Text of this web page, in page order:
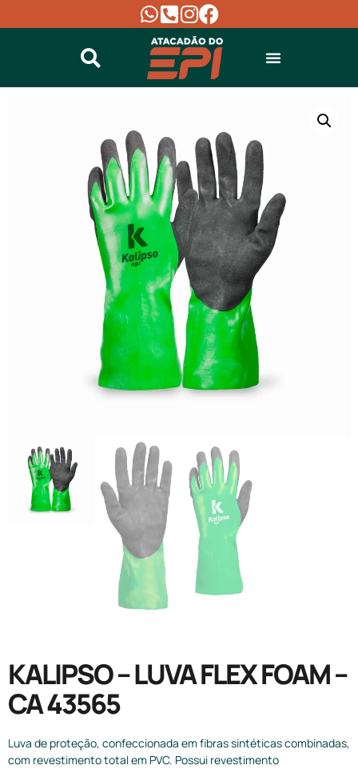
KALIPSO – LUVA FLEX FOAM –
CA 43565
Luva de proteção, confeccionada em fibras sintéticas combinadas,
com revestimento total em PVC. Possui revestimento